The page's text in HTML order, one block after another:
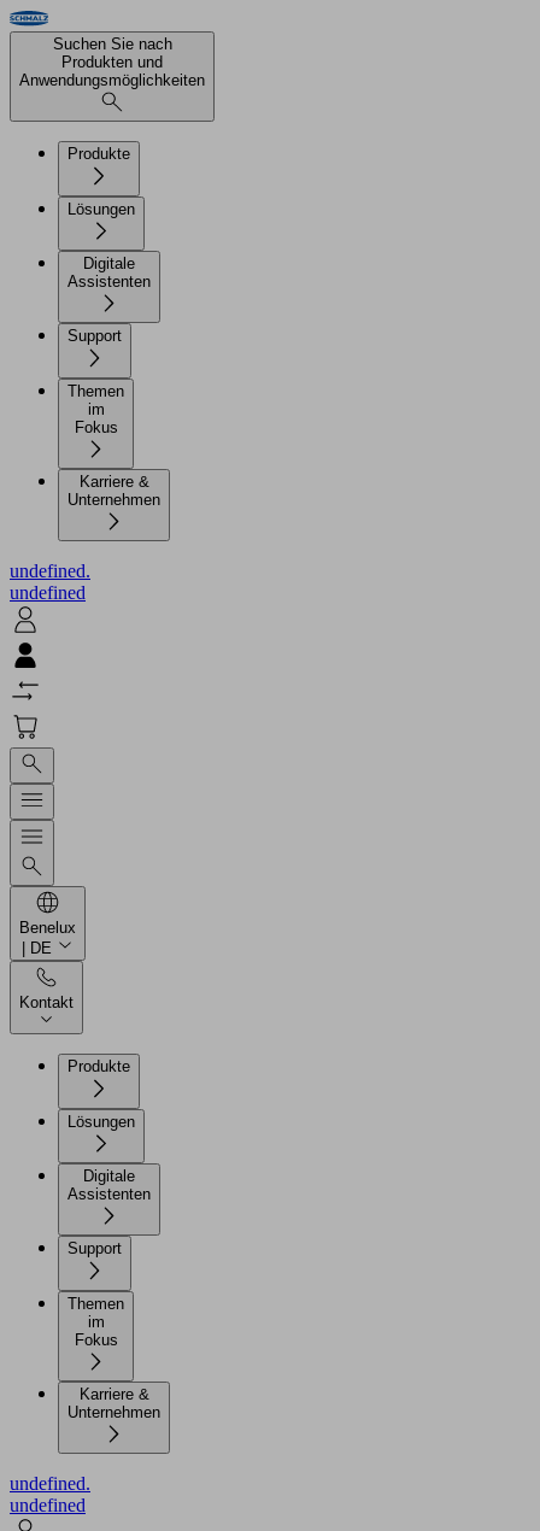
Suchen Sie nach
Produkten und
Anwendungsmöglichkeiten
Produkte
Lösungen
Digitale
Assistenten
Support
Themen
im
Karriere &
Unternehmen
undefined.
undefined
Benelux
| DE
Kontakt
Produkte
Lösungen
Digitale
Assistenten
Support
Themen
im
Karriere &
Unternehmen
undefined.
undefined